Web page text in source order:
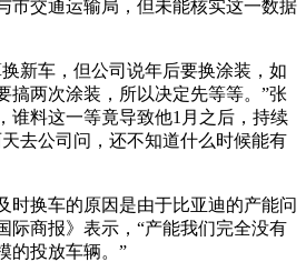
市交通运输局，但未能核实这一数据
新车，但公司说年后要换涂装，如
搞两次涂装，所以决定先等等。”张
谁料这一等竟导致他1月之后，持续
去公司问，还不知道什么时候能有
时换车的原因是由于比亚迪的产能问
际商报》表示，“产能我们完全没有
的投放车辆。”